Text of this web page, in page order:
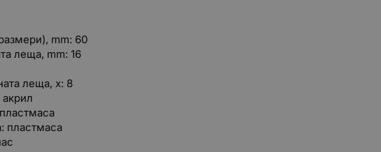
mm: 60
леща, mm: 16
леща, x: 8
пластмаса